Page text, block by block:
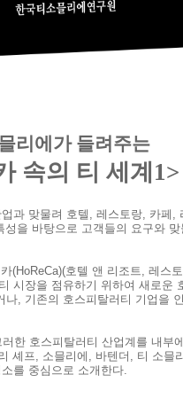
리에가 들려주는
속의 티 세계1>
과 맞물려 호텔, 레스토랑, 카페,
을 바탕으로 고객들의 요구와
(HoReCa)(호텔 앤 리조트, 레스
시장을 점유하기 위하여 새로운
, 기존의 호스피탈러티 기업을
한 호스피탈러티 산업계를 내부
셰프, 소믈리에, 바텐더, 티 소믈
소를 중심으로 소개한다.